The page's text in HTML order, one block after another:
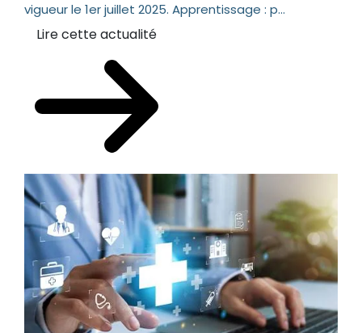
vigueur le 1er juillet 2025. Apprentissage : p...
Lire cette actualité